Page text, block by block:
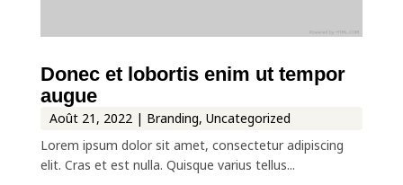
Donec et lobortis enim ut tempor
augue
Août 21, 2022| Branding, Uncategorized
Lorem ipsum dolor sit amet, consectetur adipiscing
elit. Cras et est nulla. Quisque varius tellus...